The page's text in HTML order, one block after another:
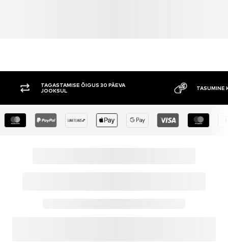
ÕIGUS 30 PÄEVA TASUMINE KAUBA KÄTTESAAMISEL